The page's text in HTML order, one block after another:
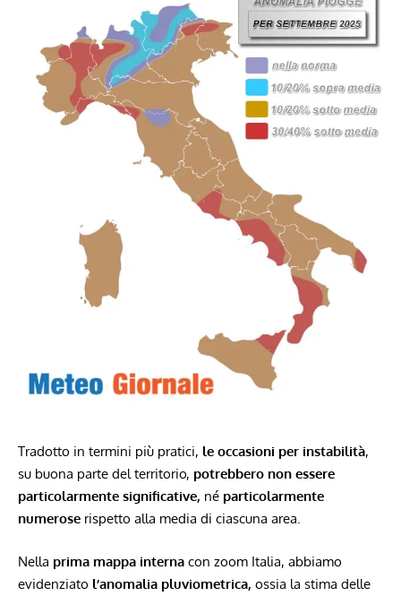
Tradotto in termini più pratici, le occasioni per instabilità,
su buona parte del territorio, potrebbero non essere
particolarmente significative, né particolarmente
numerose rispetto alla media di ciascuna area.
Nella prima mappa interna con zoom Italia, abbiamo
evidenziato ​l’anomalia pluviometrica, ossia la stima delle